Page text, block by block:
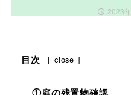
2023
目次 [ close ]